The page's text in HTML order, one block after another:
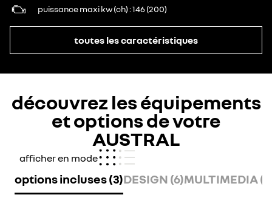
puissance maxi kw (ch) 146 (200)
toutes les caractéristiques
découvrez les équipements
et options de votre
AUSTRAL
afficher en mode
options incluses (3)DESIGN (6)MULTIMEDIA